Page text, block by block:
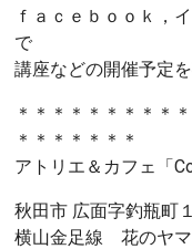
ｆａｃｅｂｏｏｋ，
で
講座などの開催予定
＊＊＊＊＊＊＊＊＊
＊＊＊＊＊＊＊
アトリエ＆カフェ「
秋田市 広面字釣瓶町
横山金足線 花のヤマ